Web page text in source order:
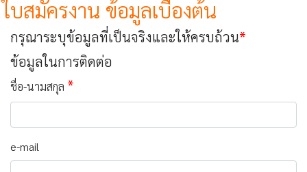
ใบสมัครงาน ข้อมูลเบื้องต้น
กรุณาระบุข้อมูลที่เป็นจริงและให้ครบถ้วน*
ข้อมูลในการติดต่อ
ชื่อ-นามสกุล *
e-mail